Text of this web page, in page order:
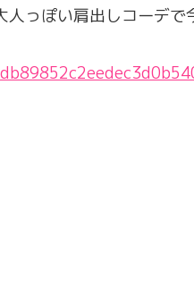
っぽい肩出しコーデで